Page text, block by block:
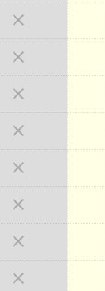







